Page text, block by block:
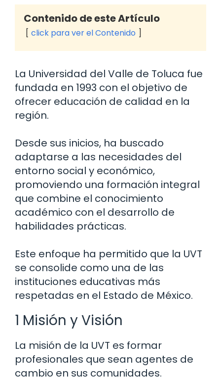
Contenido de este Artículo
click para ver el Contenido
La Universidad del Valle de Toluca fue
fundada en 1993 con el objetivo de
ofrecer educación de calidad en la
región.
Desde sus inicios, ha buscado
adaptarse a las necesidades del
entorno social y económico,
promoviendo una formación integral
que combine el conocimiento
académico con el desarrollo de
habilidades prácticas.
Este enfoque ha permitido que la UVT
se consolide como una de las
instituciones educativas más
respetadas en el Estado de México.
1 Misión y Visión
La misión de la UVT es formar
profesionales que sean agentes de
cambio en sus comunidades.